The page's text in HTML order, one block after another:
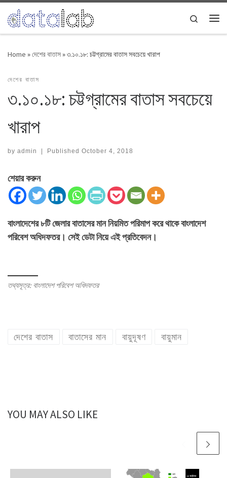
Skip to content
Search
Home »দেশের বাতাস»৩.১০.১৮: চট্টগ্রামের বাতাস সবচেয়ে খারাপ
দেশের বাতাস
৩.১০.১৮: চট্টগ্রামের বাতাস সবচেয়ে
খারাপ
by admin | Published October 4, 2018
শেয়ার করুন
বাংলাদেশের ৮টি জেলার বাতাসের মান নিয়মিত পরিমাপ করে থাকে বাংলাদেশ
পরিবেশ অধিদফতর। সেই ডেটা নিয়ে এই প্রতিবেদন।
তথ্যসূত্র: বাংলাদেশ পরিবেশ অধিদফতর
দেশের বাতাস বাতাসের মান বায়ুদূষণ বায়ুমান
YOU MAY ALSO LIKE